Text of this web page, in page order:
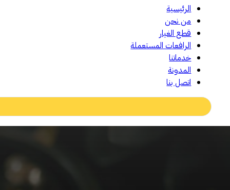
الرئيسية
من نحن
قطع الغيار
الرافعات المستعملة
خدماتنا
المدونة
اتصل بنا
Search
...